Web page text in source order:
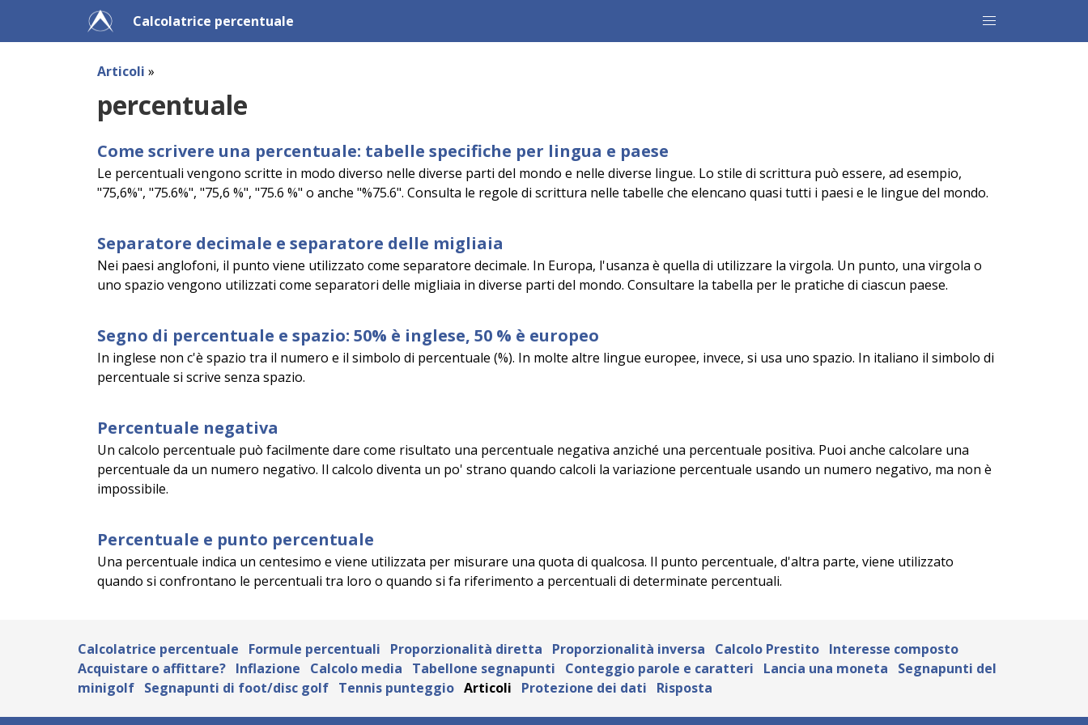
Calcolatrice percentuale
Articoli »
percentuale
Come scrivere una percentuale: tabelle specifiche per lingua e paese
Le percentuali vengono scritte in modo diverso nelle diverse parti del mondo e nelle diverse lingue. Lo stile di scrittura può essere, ad esempio,
"75,6%", "75.6%", "75,6 %", "75.6 %" o anche "%75.6". Consulta le regole di scrittura nelle tabelle che elencano quasi tutti i paesi e le lingue del mondo.
Separatore decimale e separatore delle migliaia
Nei paesi anglofoni, il punto viene utilizzato come separatore decimale. In Europa, l'usanza è quella di utilizzare la virgola. Un punto, una virgola o
uno spazio vengono utilizzati come separatori delle migliaia in diverse parti del mondo. Consultare la tabella per le pratiche di ciascun paese.
Segno di percentuale e spazio: 50% è inglese, 50 % è europeo
In inglese non c'è spazio tra il numero e il simbolo di percentuale (%). In molte altre lingue europee, invece, si usa uno spazio. In italiano il simbolo di
percentuale si scrive senza spazio.
Percentuale negativa
Un calcolo percentuale può facilmente dare come risultato una percentuale negativa anziché una percentuale positiva. Puoi anche calcolare una
percentuale da un numero negativo. Il calcolo diventa un po' strano quando calcoli la variazione percentuale usando un numero negativo, ma non è
impossibile.
Percentuale e punto percentuale
Una percentuale indica un centesimo e viene utilizzata per misurare una quota di qualcosa. Il punto percentuale, d'altra parte, viene utilizzato
quando si confrontano le percentuali tra loro o quando si fa riferimento a percentuali di determinate percentuali.
Calcolatrice percentuale Formule percentuali Proporzionalità diretta Proporzionalità inversa Calcolo Prestito Interesse composto
Acquistare o affittare? Inflazione Calcolo media Tabellone segnapunti Conteggio parole e caratteri Lancia una moneta
Segnapunti del
minigolf Segnapunti di foot/disc golf Tennis punteggio Articoli Protezione dei dati Risposta